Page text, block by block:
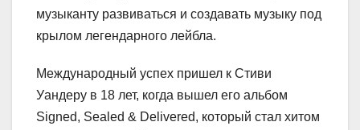
музыканту развиваться и создавать музыку под
крылом легендарного лейбла.
Международный успех пришел к Стиви
Уандеру в 18 лет, когда вышел его альбом
Signed, Sealed & Delivered, который стал хитом